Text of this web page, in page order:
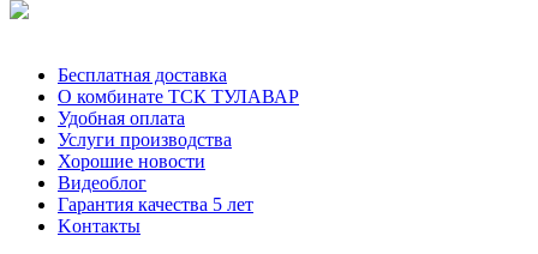
Бесплатная доставка
О комбинате ТСК ТУЛАВАР
Удобная оплата
Услуги производства
Хорошие новости
Видеоблог
Гарантия качества 5 лет
Kонтакты